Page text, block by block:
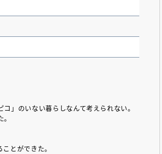
」のいない暮らしなんて考えられない。
とができた。